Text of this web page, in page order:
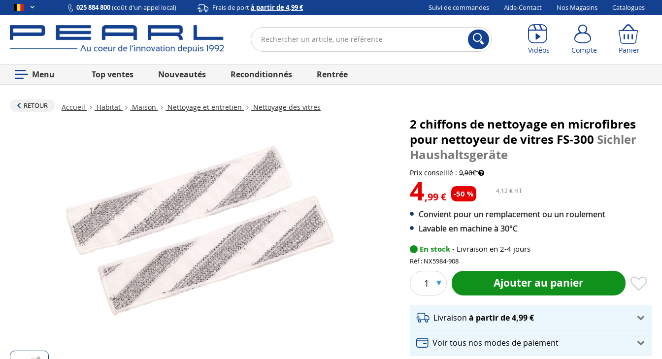
025 884 800(coût d'un appel local) Frais de portà partir de 4,99 € Suivi de commandes Aide-Contact Nos Magasins Catalogues
Vidéos Compte Panier
Menu Top ventes Nouveautés Reconditionnés Rentrée
RETOUR Accueil Habitat Maison Nettoyage et entretien Nettoyage des vitres
2 chiffons de nettoyage en microfibres
pour nettoyeur de vitres FS-300 Sichler
Haushaltsgeräte
Prix conseillé : 9,90€
4,99 € -50 % 4,12 € HT
Convient pour un remplacement ou un roulement
Lavable en machine à 30°C
En stock - Livraison en 2-4 jours
Réf : NX5984-908
1 Ajouter au panier
Livraisonà partir de 4,99 €
Voir tous nos modes de paiement
Compte Panier